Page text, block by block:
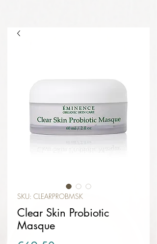
SKU: CLEARPROBMSK
Clear Skin Probiotic
Masque